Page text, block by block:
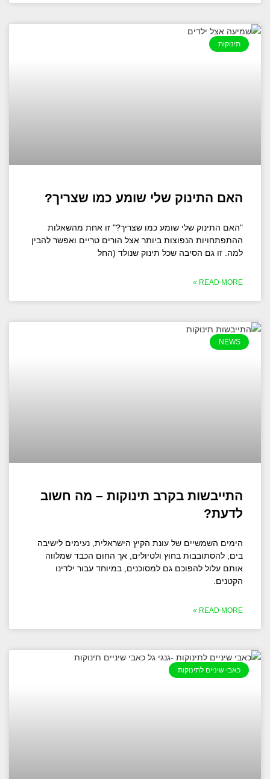
תינוקות
האם התינוק שלי שומע כמו שצריך?
"האם התינוק שלי שומע כמו שצריך?" זו אחת מהשאלות
ההתפתחויות הנפוצות ביותר אצל הורים טריים ואפשר להבין
למה. זו גם הסיבה שכל תינוק שנולד (החל
READ MORE »
NEWS
התייבשות בקרב תינוקות – מה חשוב
לדעת?
הימים השמשיים של עונת הקיץ הישראלית, נעימים לישיבה
בים, להסתובבות בחוץ ולטיולים, אך החום הכבד שמלווה
אותם עלול להפוכם גם למסוכנים, במיוחד עבור ילדינו
הקטנים.
READ MORE »
כאבי שיניים לתינוקות